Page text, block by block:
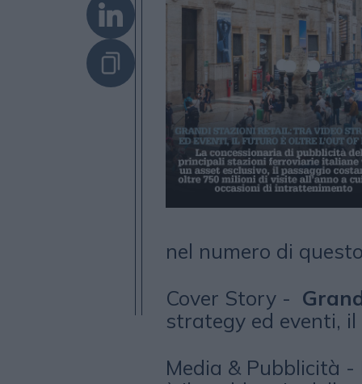
nel numero di
Cover Story -
strategy ed eventi,
Media & Pubblicità -